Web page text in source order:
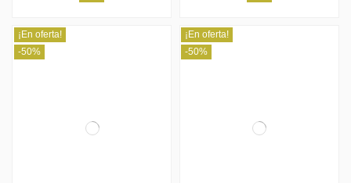
¡En oferta!
-50%
¡En oferta!
-50%